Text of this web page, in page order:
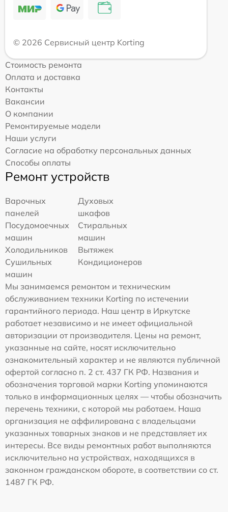
© 2026 Сервисный центр Korting
Стоимость ремонта
Оплата и доставка
Контакты
Вакансии
О компании
Ремонтируемые модели
Наши услуги
Согласие на обработку персональных данных
Способы оплаты
Ремонт устройств
Варочных
панелей
Духовых
шкафов
Посудомоечных
машин
Стиральных
машин
Холодильников
Вытяжек
Сушильных
машин
Кондиционеров
Мы занимаемся ремонтом и техническим
обслуживанием техники Korting по истечении
гарантийного периода. Наш центр в Иркутске
работает независимо и не имеет официальной
авторизации от производителя. Цены на ремонт,
указанные на сайте, носят исключительно
ознакомительный характер и не являются публичной
офертой согласно п. 2 ст. 437 ГК РФ. Названия и
обозначения торговой марки Korting упоминаются
только в информационных целях — чтобы обозначить
перечень техники, с которой мы работаем. Наша
организация не аффилирована с владельцами
указанных товарных знаков и не представляет их
интересы. Все виды ремонтных работ выполняются
исключительно на устройствах, находящихся в
законном гражданском обороте, в соответствии со ст.
1487 ГК РФ.